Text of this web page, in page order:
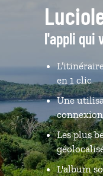
l'appli qui
en 1 clic
Une
Les plus
L'album